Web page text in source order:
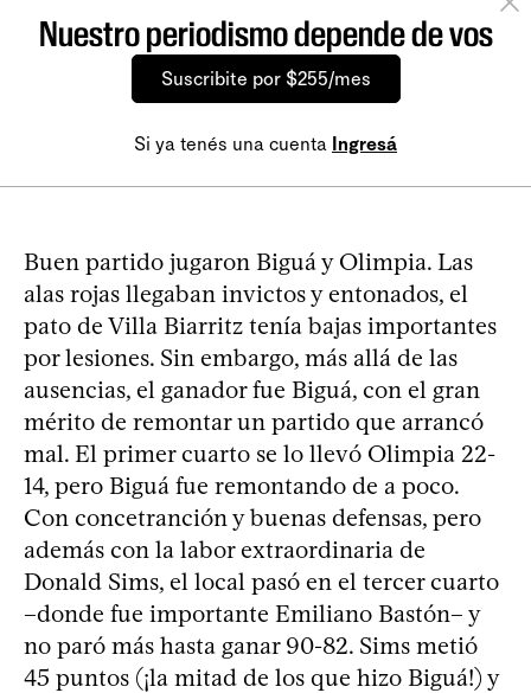
Nuestro periodismo depende de vos
Suscribite por $255/mes
Si ya tenés una cuenta Ingresá
Buen partido jugaron Biguá y Olimpia. Las
alas rojas llegaban invictos y entonados, el
pato de Villa Biarritz tenía bajas importantes
por lesiones. Sin embargo, más allá de las
ausencias, el ganador fue Biguá, con el gran
mérito de remontar un partido que arrancó
mal. El primer cuarto se lo llevó Olimpia 22-
14, pero Biguá fue remontando de a poco.
Con concetranción y buenas defensas, pero
además con la labor extraordinaria de
Donald Sims, el local pasó en el tercer cuarto
–donde fue importante Emiliano Bastón– y
no paró más hasta ganar 90-82. Sims metió
45 puntos (¡la mitad de los que hizo Biguá!) y